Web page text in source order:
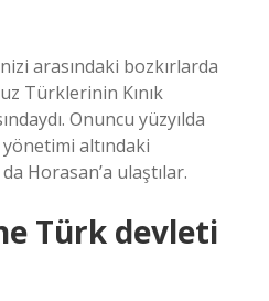
arasındaki bozkırlarda
Türklerinin Kınık
Onuncu yüzyılda
altındaki
Horasan’a ulaştılar.
Türk devleti